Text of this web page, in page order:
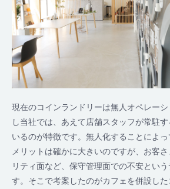
現在のコインランドリーは無人オペレー
し当社では、あえて店舗スタッフが常駐
いるのが特徴です。無人化することによ
メリットは確かに大きいのですが、お客
リティ面など、保守管理面での不安とい
す。そこで考案したのがカフェを併設し